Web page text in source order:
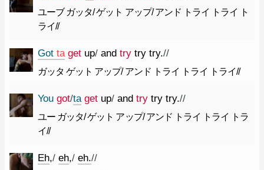
ユーブ ガッタ/ ゲット アップ/ アンド トライ トライ ト
ライ//
Got ta get up/ and try try try.//
ガッタ ゲット アップ/ アンド トライ トライ トライ//
You got/ta get up/ and try try try.//
ユー ガッタ/ ゲット アップ/ アンド トライ トライ トラ
イ//
Eh,/ eh,/ eh.//